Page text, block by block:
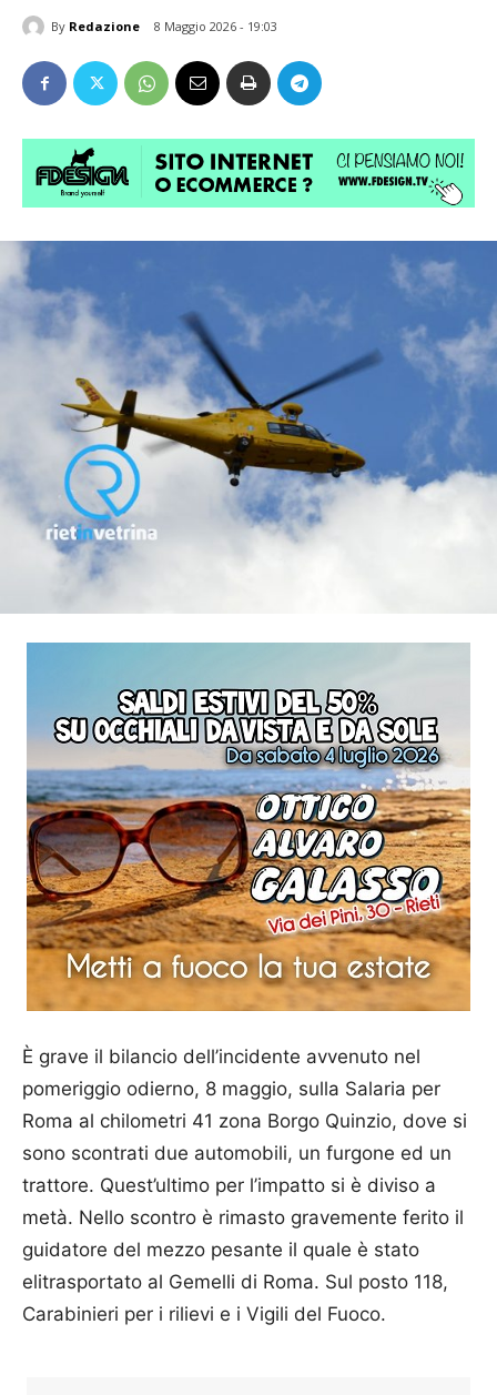
By Redazione 8 Maggio 2026 - 19:03
È grave il bilancio dell’incidente avvenuto nel
pomeriggio odierno, 8 maggio, sulla Salaria per
Roma al chilometri 41 zona Borgo Quinzio, dove si
sono scontrati due automobili, un furgone ed un
trattore. Quest’ultimo per l’impatto si è diviso a
metà. Nello scontro è rimasto gravemente ferito il
guidatore del mezzo pesante il quale è stato
elitrasportato al Gemelli di Roma. Sul posto 118,
Carabinieri per i rilievi e i Vigili del Fuoco.